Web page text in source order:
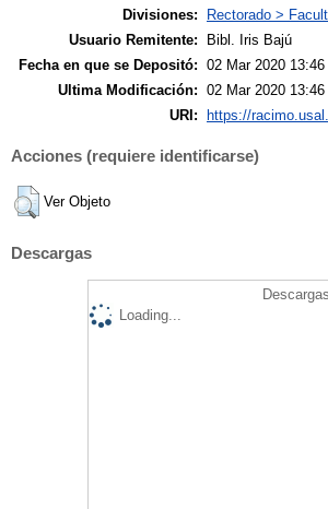
Divisiones:
Rectorado >
Usuario Remitente:
Bibl. Iris Bajú
Fecha en que se Depositó: 02 Mar 2020 13:46
Ultima Modificación: 02 Mar 2020 13:46
URI:
https://
Acciones (requiere identificarse)
Ver Objeto
Descargas
Loading...